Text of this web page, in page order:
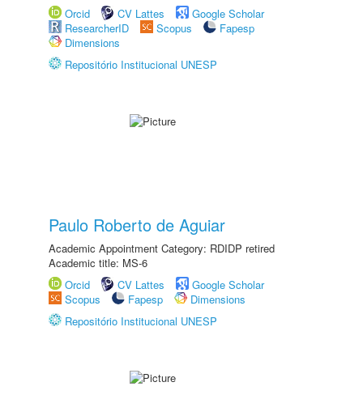
Orcid
CV Lattes
Google Scholar
ResearcherID
Scopus
Fapesp
Dimensions
Repositório Institucional UNESP
Paulo Roberto de Aguiar
Academic Appointment Category: RDIDP retired
Academic title: MS-6
Orcid
CV Lattes
Google Scholar
Scopus
Fapesp
Dimensions
Repositório Institucional UNESP